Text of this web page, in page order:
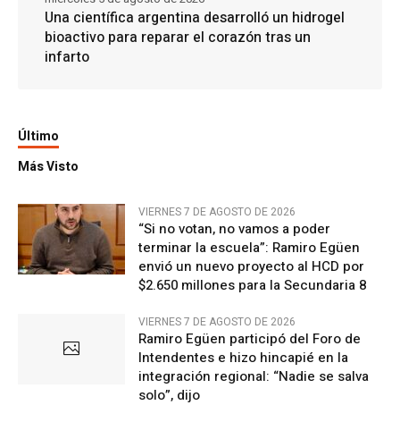
Una científica argentina desarrolló un hidrogel
bioactivo para reparar el corazón tras un
infarto
Último
Más Visto
VIERNES 7 DE AGOSTO DE 2026
“Si no votan, no vamos a poder
terminar la escuela”: Ramiro Egüen
envió un nuevo proyecto al HCD por
$2.650 millones para la Secundaria 8
VIERNES 7 DE AGOSTO DE 2026
Ramiro Egüen participó del Foro de
Intendentes e hizo hincapié en la
integración regional: “Nadie se salva
solo”, dijo